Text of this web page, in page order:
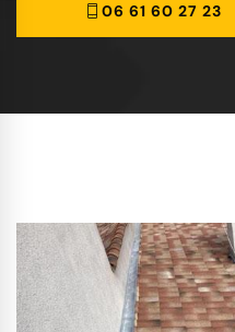
06 61 60 27 23